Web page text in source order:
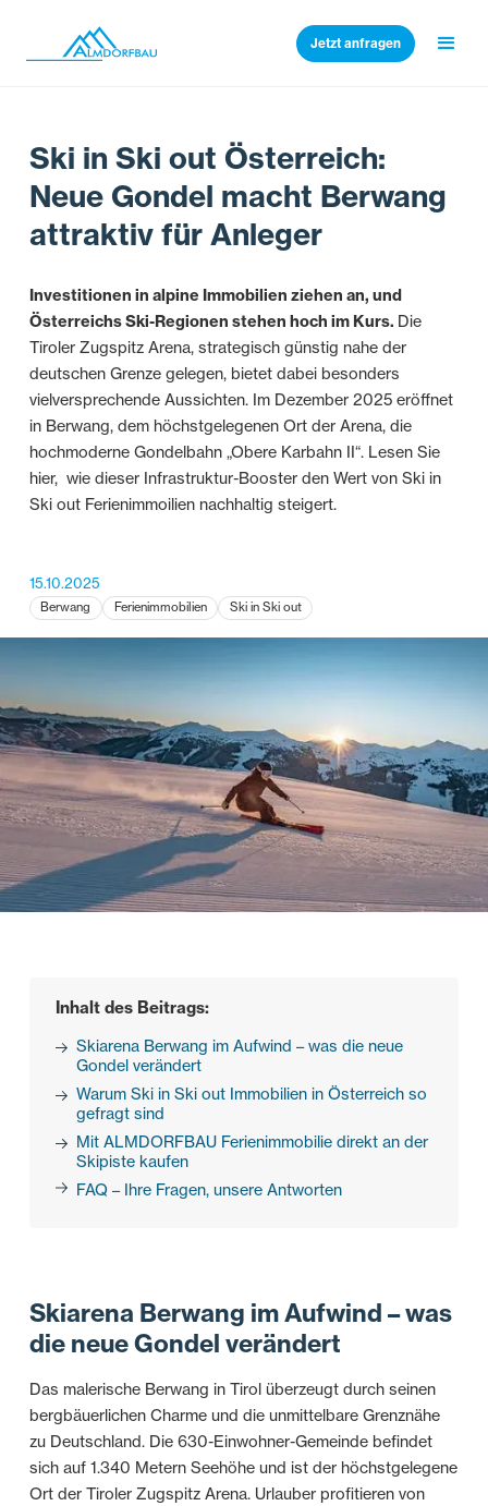
Jetzt anfragen
Ski in Ski out Österreich:
Neue Gondel macht Berwang
attraktiv für Anleger
Investitionen in alpine Immobilien ziehen an, und
Österreichs Ski-Regionen stehen hoch im Kurs. Die
Tiroler Zugspitz Arena, strategisch günstig nahe der
deutschen Grenze gelegen, bietet dabei besonders
vielversprechende Aussichten. Im Dezember 2025 eröffnet
in Berwang, dem höchstgelegenen Ort der Arena, die
hochmoderne Gondelbahn „Obere Karbahn II“. Lesen Sie
hier, wie dieser Infrastruktur-Booster den Wert von Ski in
Ski out Ferienimmoilien nachhaltig steigert.
15.10.2025
Berwang Ferienimmobilien Ski in Ski out
Inhalt des Beitrags:
Skiarena Berwang im Aufwind – was die neue
Gondel verändert
Warum Ski in Ski out Immobilien in Österreich so
gefragt sind
Mit ALMDORFBAU Ferienimmobilie direkt an der
Skipiste kaufen
FAQ – Ihre Fragen, unsere Antworten
Skiarena Berwang im Aufwind – was
die neue Gondel verändert
Das malerische Berwang in Tirol überzeugt durch seinen
bergbäuerlichen Charme und die unmittelbare Grenznähe
zu Deutschland. Die 630-Einwohner-Gemeinde befindet
sich auf 1.340 Metern Seehöhe und ist der höchstgelegene
Ort der Tiroler Zugspitz Arena. Urlauber profitieren von